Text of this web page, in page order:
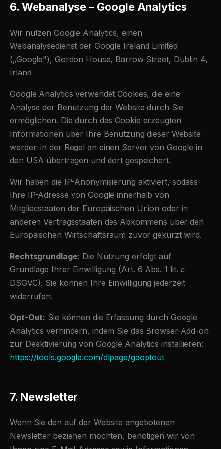
6. Webanalyse – Google Analytics
Wir nutzen Google Analytics, einen
Webanalysedienst der Google Ireland Limited
(„Google"), Gordon House, Barrow Street, Dublin 4,
Irland.
Google Analytics verwendet Cookies, die eine
Analyse der Benutzung der Website durch Sie
ermöglichen. Die durch das Cookie erzeugten
Informationen über Ihre Benutzung dieser Website
werden in der Regel an einen Server von Google in
den USA übertragen und dort gespeichert.
Wir haben die IP-Anonymisierung aktiviert, sodass
Ihre IP-Adresse von Google innerhalb von
Mitgliedstaaten der Europäischen Union oder in
anderen Vertragsstaaten des Abkommens über den
Europäischen Wirtschaftsraum zuvor gekürzt wird.
Rechtsgrundlage: Die Nutzung erfolgt auf
Grundlage Ihrer Einwilligung (Art. 6 Abs. 1 lit. a
DSGVO). Sie können Ihre Einwilligung jederzeit
widerrufen.
Opt-Out: Sie können die Erfassung durch Google
Analytics verhindern, indem Sie das Browser-Add-on
zur Deaktivierung von Google Analytics installieren:
https://tools.google.com/dlpage/gaoptout
7. Newsletter
Wenn Sie den auf der Website angebotenen
Newsletter beziehen möchten, benötigen wir von